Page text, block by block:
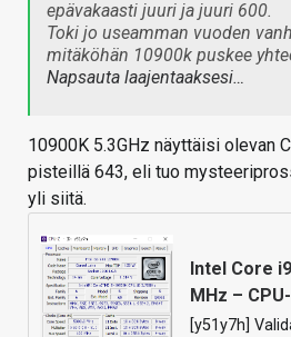
epävakaasti juuri ja juuri 600.
Toki jo useamman vuoden
mitäköhän 10900k puskee
Napsauta laajentaaksesi…
10900K 5.3GHz näyttäisi olevan
pisteillä 643, eli tuo
yli siitä.
Intel Core
MHz –
[y51y7h]